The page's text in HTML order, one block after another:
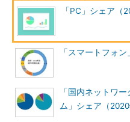
「PC」シェア（
「スマートフォ
「国内ネットワ
ム」シェア（2020